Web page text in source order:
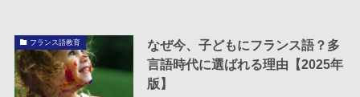
フランス語教育
なぜ今、子どもにフランス語？多
言語時代に選ばれる理由【2025年
版】